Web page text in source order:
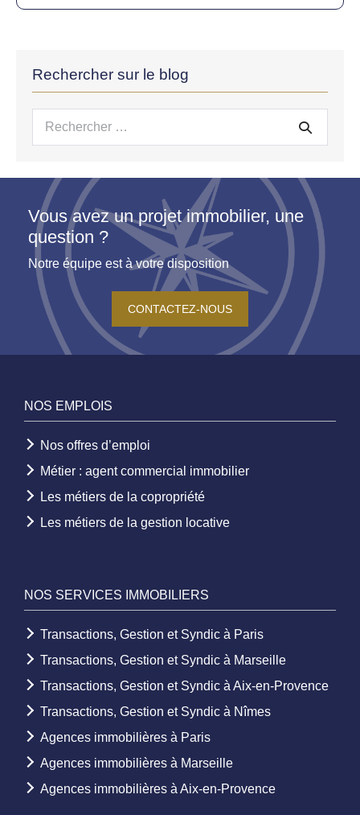
Rechercher sur le blog
Recherche
Vous avez un projet immobilier, une
question ?
Notre équipe est à votre disposition
CONTACTEZ-NOUS
NOS EMPLOIS
Nos offres d’emploi
Métier : agent commercial immobilier
Les métiers de la copropriété
Les métiers de la gestion locative
NOS SERVICES IMMOBILIERS
Transactions, Gestion et Syndic à Paris
Transactions, Gestion et Syndic à Marseille
Transactions, Gestion et Syndic à Aix-en-Provence
Transactions, Gestion et Syndic à Nîmes
Agences immobilières à Paris
Agences immobilières à Marseille
Agences immobilières à Aix-en-Provence